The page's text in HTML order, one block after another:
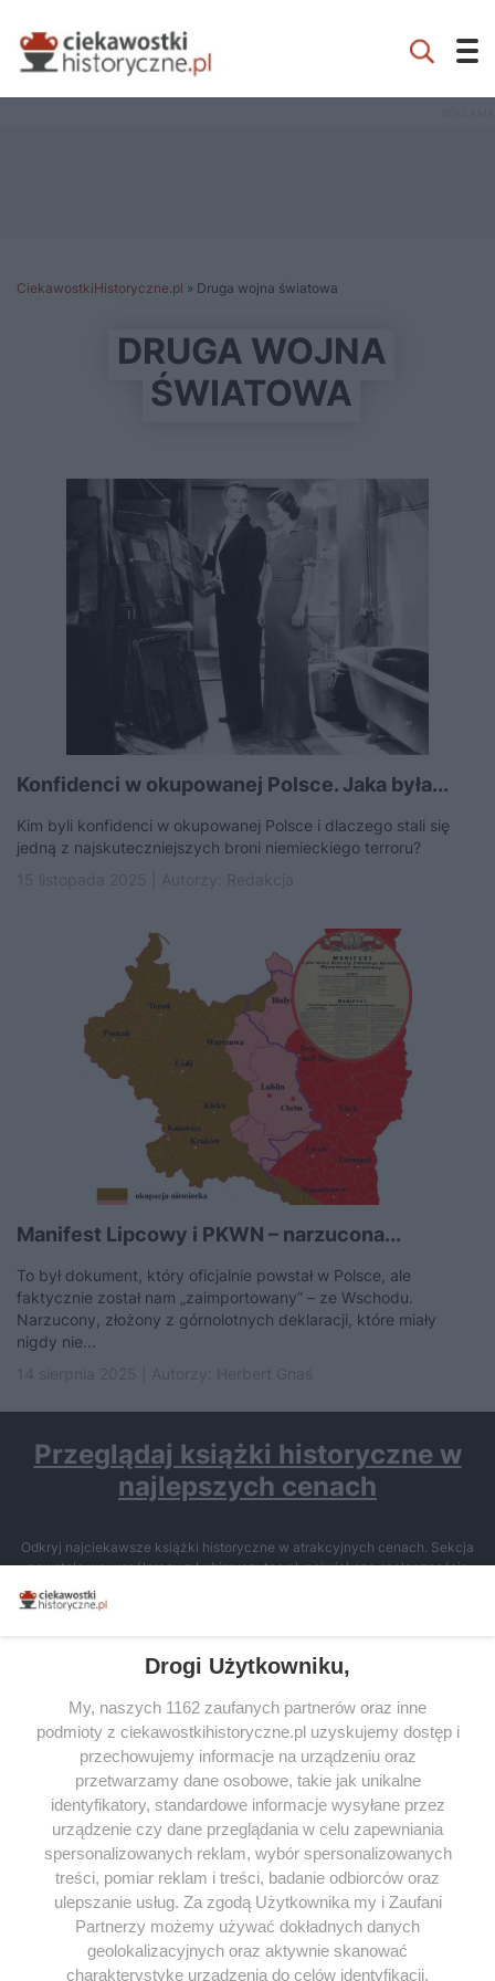
CiekawostkiHistoryczne.pl » Druga wojna światowa
DRUGA WOJNA
ŚWIATOWA
Konfidenci w okupowanej Polsce. Jaka była...
Kim byli konfidenci w okupowanej Polsce i dlaczego stali się
jedną z najskuteczniejszych broni niemieckiego terroru?
Manifest Lipcowy i PKWN – narzucona...
To był dokument, który oficjalnie powstał w Polsce, ale
faktycznie został nam „zaimportowany” – ze Wschodu.
Narzucony, złożony z górnolotnych deklaracji, które miały
nigdy nie...
Przeglądaj książki historyczne w
najlepszych cenach
Odkryj najciekawsze książki historyczne w atrakcyjnych cenach. Sekcja
powstała we współpracy z Lubimyczytac.pl, największą społecznością
miłośników literatury w Polsce – dzięki temu możesz wybierać spośród
tytułów najwyżej ocenianych przez czytelników.
SERWIS
SPOŁECZNOŚĆ
WSPÓŁPRACA
KONTAKT
Drogi Użytkowniku,
My, naszych 1162 zaufanych partnerów oraz inne
podmioty z ciekawostkihistoryczne.pl uzyskujemy dostęp i
przechowujemy informacje na urządzeniu oraz
przetwarzamy dane osobowe, takie jak unikalne
identyfikatory, standardowe informacje wysyłane przez
urządzenie czy dane przeglądania w celu zapewniania
spersonalizowanych reklam, wybór spersonalizowanych
treści, pomiar reklam i treści, badanie odbiorców oraz
ulepszanie usług. Za zgodą Użytkownika my i Zaufani
Partnerzy możemy używać dokładnych danych
geolokalizacyjnych oraz aktywnie skanować
charakterystykę urządzenia do celów identyfikacji.